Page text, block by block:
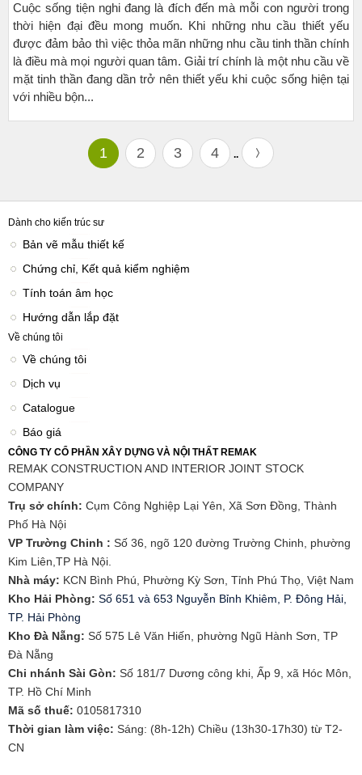
Cuộc sống tiện nghi đang là đích đến mà mỗi con người trong
thời hiện đại đều mong muốn. Khi những nhu cầu thiết yếu
được đảm bảo thì việc thỏa mãn những nhu cầu tinh thần chính
là điều mà mọi người quan tâm. Giải trí chính là một nhu cầu về
mặt tinh thần đang dần trở nên thiết yếu khi cuộc sống hiện tại
với nhiều bộn...
1 2 3 4 ..
Dành cho kiến trúc sư
Bản vẽ mẫu thiết kế
Chứng chỉ, Kết quả kiểm nghiệm
Tính toán âm học
Hướng dẫn lắp đặt
Về chúng tôi
Về chúng tôi
Dịch vụ
Catalogue
Báo giá
CÔNG TY CỔ PHẦN XÂY DỰNG VÀ NỘI THẤT REMAK
REMAK CONSTRUCTION AND INTERIOR JOINT STOCK
COMPANY
Trụ sở chính: Cụm Công Nghiệp Lại Yên, Xã Sơn Đồng, Thành
Phố Hà Nội
VP Trường Chinh : Số 36, ngõ 120 đường Trường Chinh, phường
Kim Liên,TP Hà Nội.
Nhà máy: KCN Bình Phú, Phường Kỳ Sơn, Tỉnh Phú Thọ, Việt Nam
Kho Hải Phòng: Số 651 và 653 Nguyễn Bỉnh Khiêm, P. Đông Hải,
TP. Hải Phòng
​Kho Đà Nẵng: Số 575 Lê Văn Hiến, phường Ngũ Hành Sơn, TP
Đà Nẵng
Chi nhánh Sài Gòn: Số 181/7 Dương công khi, Ấp 9, xã Hóc Môn,
TP. Hồ Chí Minh
Mã số thuế: 0105817310​
Thời gian làm việc: Sáng: (8h-12h) Chiều (13h30-17h30) từ T2-
CN